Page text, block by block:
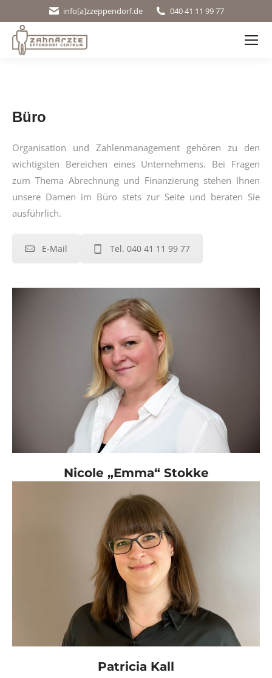
info[a]zzeppendorf.de 040 41 11 99 77
Büro
Organisation und Zahlenmanagement gehören zu den
wichtigsten Bereichen eines Unternehmens. Bei Fragen
zum Thema Abrechnung und Finanzierung stehen Ihnen
unsere Damen im Büro stets zur Seite und beraten Sie
ausführlich.
E-Mail Tel. 040 41 11 99 77
Nicole „Emma“ Stokke
Patricia Kall